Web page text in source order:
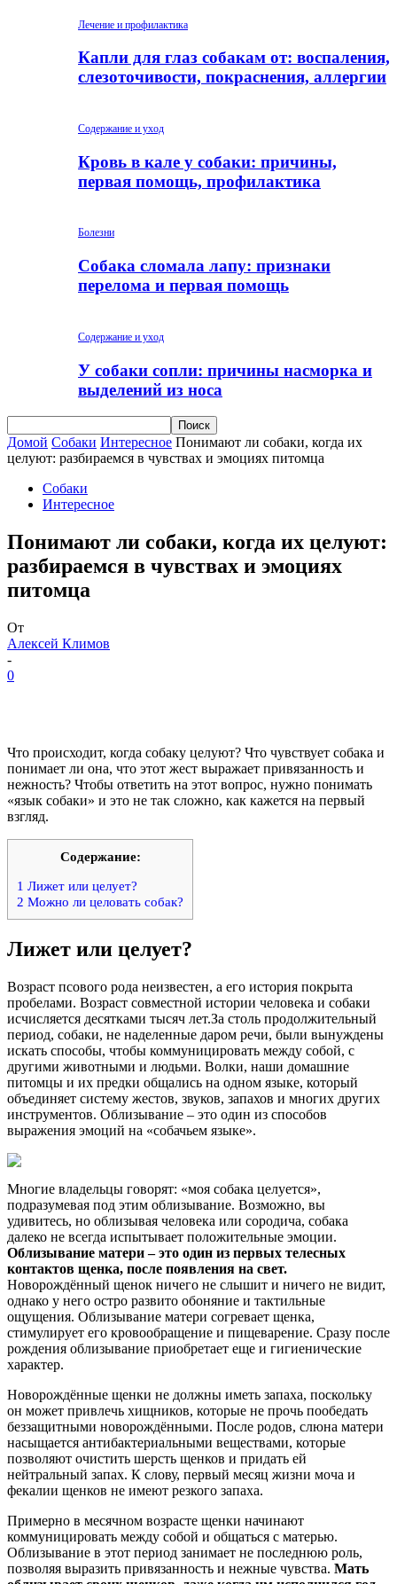
Лечение и профилактика
Капли для глаз собакам от: воспаления,
слезоточивости, покраснения, аллергии
Содержание и уход
Кровь в кале у собаки: причины,
первая помощь, профилактика
Болезни
Собака сломала лапу: признаки
перелома и первая помощь
Содержание и уход
У собаки сопли: причины насморка и
выделений из носа
Домой Собаки Интересное Понимают ли собаки, когда их
целуют: разбираемся в чувствах и эмоциях питомца
Собаки
Интересное
Понимают ли собаки, когда их целуют:
разбираемся в чувствах и эмоциях
питомца
От
Алексей Климов
-
0
Что происходит, когда собаку целуют? Что чувствует собака и
понимает ли она, что этот жест выражает привязанность и
нежность? Чтобы ответить на этот вопрос, нужно понимать
«язык собаки» и это не так сложно, как кажется на первый
взгляд.
Содержание:
1 Лижет или целует?
2 Можно ли целовать собак?
Лижет или целует?
Возраст псового рода неизвестен, а его история покрыта
пробелами. Возраст совместной истории человека и собаки
исчисляется десятками тысяч лет.За столь продолжительный
период, собаки, не наделенные даром речи, были вынуждены
искать способы, чтобы коммуницировать между собой, с
другими животными и людьми. Волки, наши домашние
питомцы и их предки общались на одном языке, который
объединяет систему жестов, звуков, запахов и многих других
инструментов. Облизывание – это один из способов
выражения эмоций на «собачьем языке».
Многие владельцы говорят: «моя собака целуется»,
подразумевая под этим облизывание. Возможно, вы
удивитесь, но облизывая человека или сородича, собака
далеко не всегда испытывает положительные эмоции.
Облизывание матери – это один из первых телесных
контактов щенка, после появления на свет.
Новорождённый щенок ничего не слышит и ничего не видит,
однако у него остро развито обоняние и тактильные
ощущения. Облизывание матери согревает щенка,
стимулирует его кровообращение и пищеварение. Сразу после
рождения облизывание приобретает еще и гигиенические
характер.
Новорождённые щенки не должны иметь запаха, поскольку
он может привлечь хищников, которые не прочь пообедать
беззащитными новорождёнными. После родов, слюна матери
насыщается антибактериальными веществами, которые
позволяют очистить шерсть щенков и придать ей
нейтральный запах. К слову, первый месяц жизни моча и
фекалии щенков не имеют резкого запаха.
Примерно в месячном возрасте щенки начинают
коммуницировать между собой и общаться с матерью.
Облизывание в этот период занимает не последнюю роль,
позволяя выразить привязанность и нежные чувства. Мать